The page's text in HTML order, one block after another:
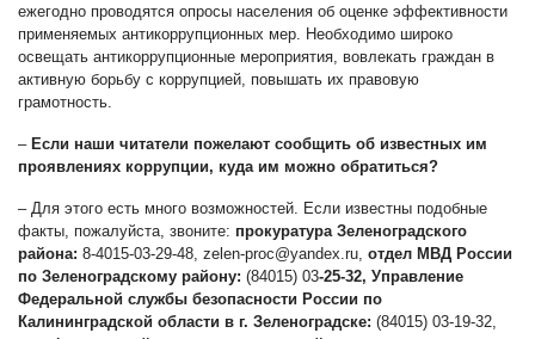
ежегодно проводятся опросы населения об оценке эффективности
применяемых антикоррупционных мер. Необходимо широко
освещать антикоррупционные мероприятия, вовлекать граждан в
активную борьбу с коррупцией, повышать их правовую
грамотность.
–Если наши читатели пожелают сообщить об известных им
проявлениях коррупции, куда им можно обратиться?
– Для этого есть много возможностей. Если известны подобные
факты, пожалуйста, звоните: прокуратура Зеленоградского
района: 8-4015-03-29-48, zelen-proc@yandex.ru отдел МВД России
по Зеленоградскому району: (84015) 03-25-32, Управление
Федеральной службы безопасности России по
Калининградской области в г. Зеленоградске: (84015) 03-19-32,